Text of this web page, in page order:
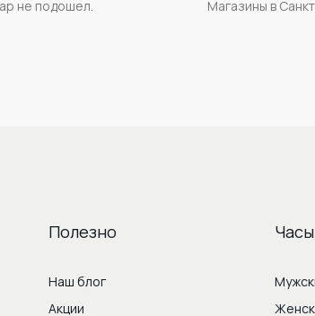
не подошел.
Магазины в
Полезно
Наш блог
Акции
Часы